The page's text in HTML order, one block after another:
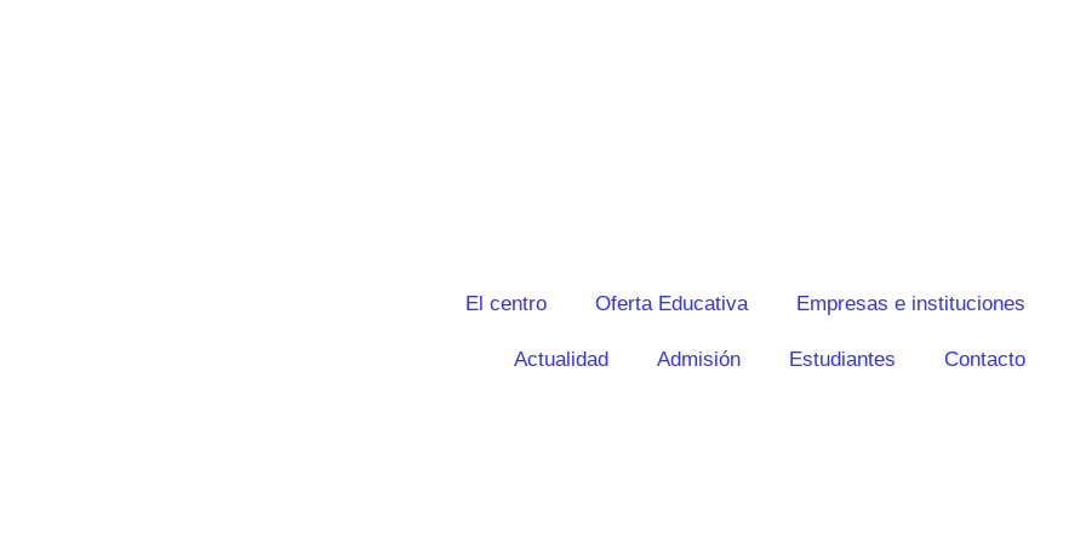
El centro Oferta Educativa Empresas e instituciones
Actualidad Admisión Estudiantes Contacto